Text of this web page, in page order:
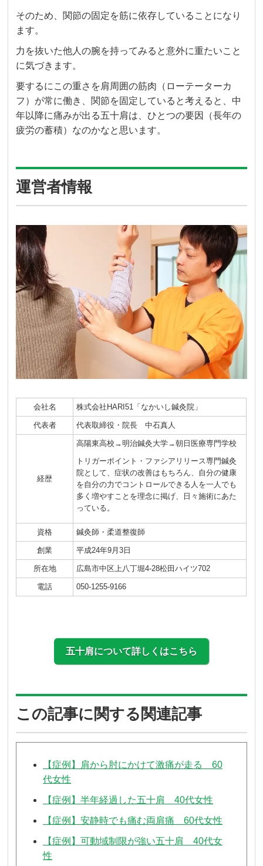
そのため、関節の固定を筋に依存していることになり
ます。
力を抜いた他人の腕を持ってみると意外に重たいこと
に気づきます。
要するにこの重さを肩周囲の筋肉（ローテーターカ
フ）が常に働き、関節を固定していると考えると、中
年以降に痛みが出る五十肩は、ひとつの要因（長年の
疲労の蓄積）なのかなと思います。
運営者情報
会社名 株式会社HARI51「なかいし鍼灸院」
代表者 代表取締役・院長 中石真人
経歴
高陽東高校→明治鍼灸大学→朝日医療専門学校
トリガーポイント・ファシアリリース専門鍼灸
院として、症状の改善はもちろん、自分の健康
を自分の力でコントロールできる人を一人でも
多く増やすことを理念に掲げ、日々施術にあた
っている。
資格 鍼灸師・柔道整復師
創業 平成24年9月3日
所在地 広島市中区上八丁堀4-28松田ハイツ702
電話 050-1255-9166
五十肩について詳しくはこちら
この記事に関する関連記事
【症例】肩から肘にかけて激痛が走る 60
代女性
【症例】半年経過した五十肩 40代女性
【症例】安静時でも痛む両肩痛 60代女性
【症例】可動域制限が強い五十肩 40代女
性